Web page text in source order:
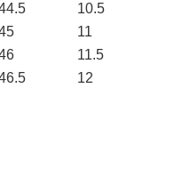
10.5
11
11.5
12